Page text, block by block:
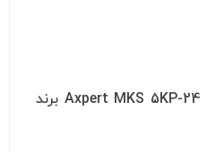
اینورتر شارژر 5000 وات مدل Axpert MKS 5KP-24 برند